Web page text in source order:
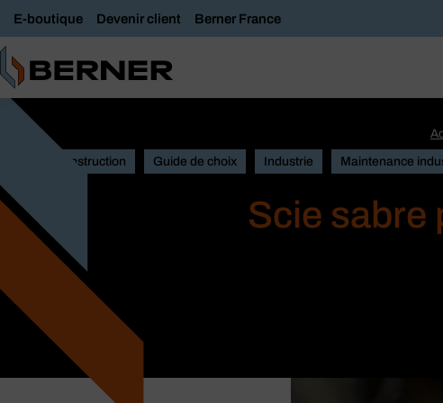
E-boutique Devenir client Berner France
Construction Guide de choix Industrie Maintenance
Scie sabre